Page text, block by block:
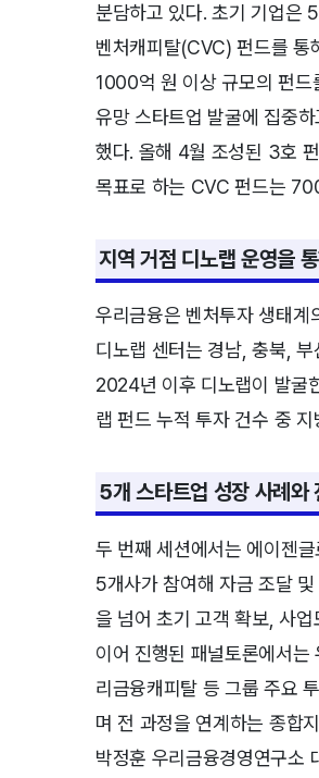
분담하고 있다. 초기 기업은
벤처캐피탈(CVC) 펀드를 통
1000억 원 이상 규모의 펀드
유망 스타트업 발굴에 집중
했다. 올해 4월 조성된 3호
목표로 하는 CVC 펀드는
지역 거점 디노랩 운영을
우리금융은 벤처투자 생태계
디노랩 센터는 경남, 충북,
2024년 이후 디노랩이 발굴
랩 펀드 누적 투자 건수 중
5개 스타트업 성장 사례와
두 번째 세션에서는 에이젠
5개사가 참여해 자금 조달
을 넘어 초기 고객 확보, 사
이어 진행된 패널토론에서
리금융캐피탈 등 그룹 주요
며 전 과정을 연계하는 종합
박정훈 우리금융경영연구소